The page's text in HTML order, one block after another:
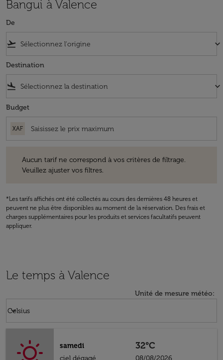
Bangui à Valence
De
flight_takeoff keyboard_arrow_down
Destination
flight_land keyboard_arrow_down
Budget
XAF
Aucun tarif ne correspond à vos critères de filtrage.
Veuillez ajuster vos filtres.
*Les tarifs affichés ont été collectés au cours des dernières 48 heures et
peuvent ne plus être disponibles au moment de la réservation. Des frais et
charges supplémentaires pour les produits et services facultatifs peuvent
appliquer.
Le temps à Valence
Unité de mesure météo:
Celsius
keyboard_arrow_down
samedi
ciel dégagé
32°C
08/08/2026